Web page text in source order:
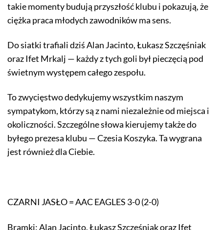
takie momenty budują przyszłość klubu i pokazują, że
ciężka praca młodych zawodników ma sens.
Do siatki trafiali dziś Alan Jacinto, Łukasz Szczęśniak
oraz Ifet Mrkalj — każdy z tych goli był pieczęcią pod
świetnym występem całego zespołu.
To zwycięstwo dedykujemy wszystkim naszym
sympatykom, którzy są z nami niezależnie od miejsca i
okoliczności. Szczególne słowa kierujemy także do
byłego prezesa klubu — Czesia Koszyka. Ta wygrana
jest również dla Ciebie.
CZARNI JASŁO = AAC EAGLES 3-0 (2-0)
Bramki: Alan Jacinto, Łukasz Szczęśniak oraz Ifet